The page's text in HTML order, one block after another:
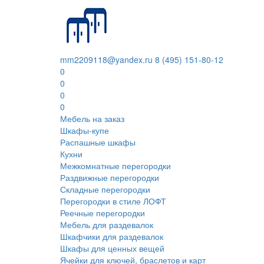
mm2209118@yandex.ru 8 (495) 151-80-12
0
0
0
0
Мебель на заказ
Шкафы-купе
Распашные шкафы
Кухни
Межкомнатные перегородки
Раздвижные перегородки
Складные перегородки
Перегородки в стиле ЛОФТ
Реечные перегородки
Мебель для раздевалок
Шкафчики для раздевалок
Шкафы для ценных вещей
Ячейки для ключей, браслетов и карт